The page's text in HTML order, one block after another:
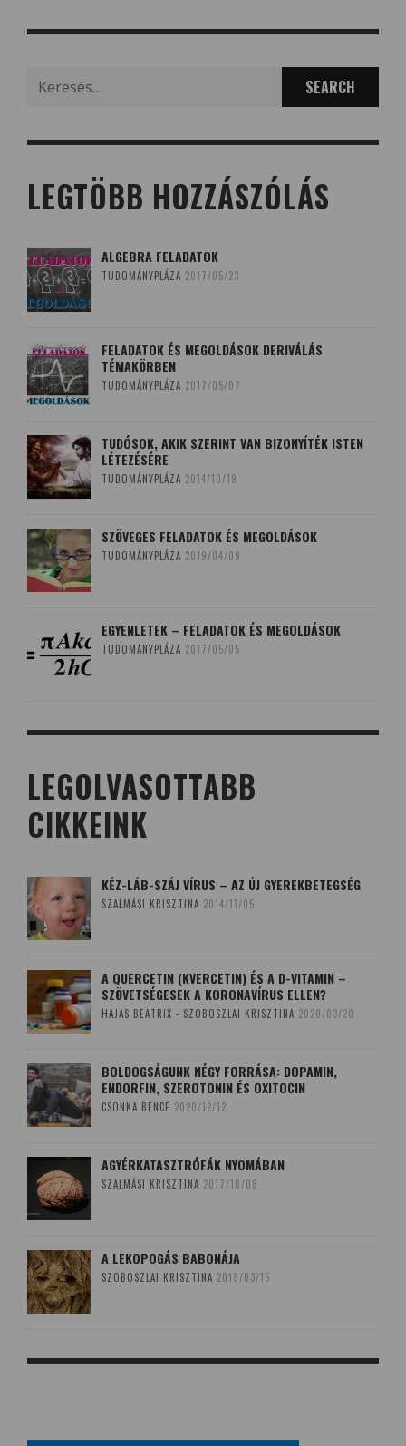
LEGTÖBB HOZZÁSZÓLÁS
ALGEBRA FELADATOK
TUDOMÁNYPLÁZA 2017/05/23
FELADATOK ÉS MEGOLDÁSOK DERIVÁLÁS
TÉMAKÖRBEN
TUDOMÁNYPLÁZA 2017/05/07
TUDÓSOK, AKIK SZERINT VAN BIZONYÍTÉK ISTEN
LÉTEZÉSÉRE
TUDOMÁNYPLÁZA 2014/10/19
SZÖVEGES FELADATOK ÉS MEGOLDÁSOK
TUDOMÁNYPLÁZA 2019/04/09
EGYENLETEK – FELADATOK ÉS MEGOLDÁSOK
TUDOMÁNYPLÁZA 2017/05/05
LEGOLVASOTTABB
CIKKEINK
KÉZ-LÁB-SZÁJ VÍRUS – AZ ÚJ GYEREKBETEGSÉG
SZALMÁSI KRISZTINA 2014/11/05
A QUERCETIN (KVERCETIN) ÉS A D-VITAMIN –
SZÖVETSÉGESEK A KORONAVÍRUS ELLEN?
HAJAS BEATRIX - SZOBOSZLAI KRISZTINA 2020/03/20
BOLDOGSÁGUNK NÉGY FORRÁSA: DOPAMIN,
ENDORFIN, SZEROTONIN ÉS OXITOCIN
CSONKA BENCE 2020/12/12
AGYÉRKATASZTRÓFÁK NYOMÁBAN
SZALMÁSI KRISZTINA 2017/10/08
A LEKOPOGÁS BABONÁJA
SZOBOSZLAI KRISZTINA 2018/03/15